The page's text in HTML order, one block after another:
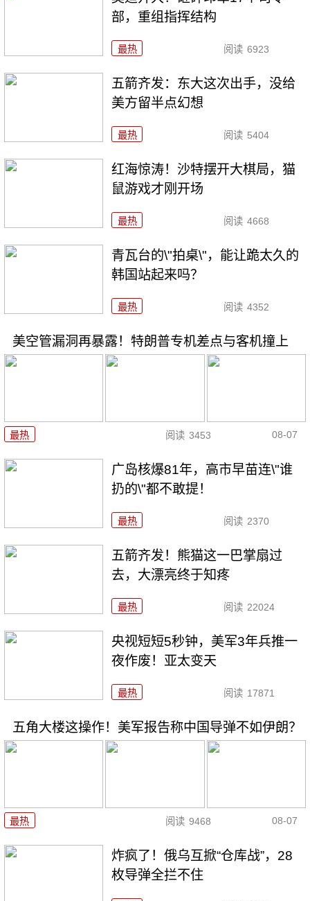
部，重组指挥结构
最热 阅读 6923
五箭齐发：东大这次出手，没给
美方留半点幻想
最热 阅读 5404
红海惊涛！沙特摆开大棋局，猫
鼠游戏才刚开场
最热 阅读 4668
青瓦台的\"拍桌\"，能让跪太久的
韩国站起来吗？
最热 阅读 4352
美空管漏洞再暴露！特朗普专机差点与客机撞上
最热 阅读 3453 08-07
广岛核爆81年，高市早苗连\"谁
扔的\"都不敢提！
最热 阅读 2370
五箭齐发！熊猫这一巴掌扇过
去，大漂亮终于知疼
最热 阅读 22024
央视短短5秒钟，美军3年兵推一
夜作废！亚太变天
最热 阅读 17871
五角大楼这操作！美军报告称中国导弹不如伊朗？
最热 阅读 9468 08-07
炸疯了！俄乌互掀“仓库战”，28
枚导弹全拦不住